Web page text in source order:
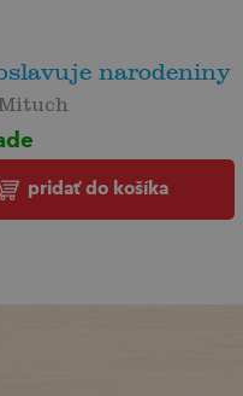
narodeniny
pridať do košíka